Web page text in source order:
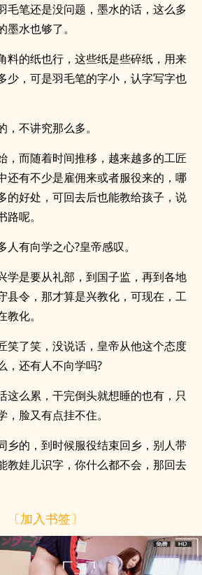
毛笔还是没问题，墨水的话，这么多
水也够了。
料的纸也行，这些纸是些碎纸，用来
少，可是羽毛笔的字小，认字写字也
不讲究那么多。
，而随着时间推移，越来越多的工匠
还有不少是雇佣来或者服役来的，哪
的好处，可回去后也能教给孩子，说
呢。
有向学之心?皇帝感叹。
学是要从礼部，到国子监，再到各地
县令，那才算是兴教化，可现在，工
化。
笑了笑，没说话，皇帝从他这个态度
，还有人不向学吗?
这么累，干完倒头就想睡的也有，只
脸又有点挂不住。
乡的，到时候服役结束回乡，别人带
教娃儿识字，你什么都不会，那回去
〔加入书签〕